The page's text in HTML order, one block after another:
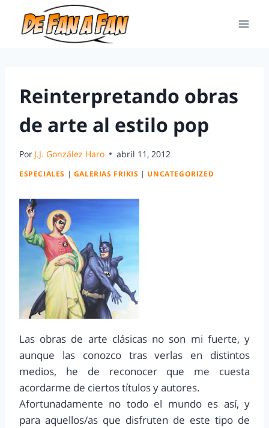
Reinterpretando obras
de arte al estilo pop
Por J.J. González Haro abril 11, 2012
ESPECIALES | GALERIAS FRIKIS | UNCATEGORIZED
Las obras de arte clásicas no son mi fuerte, y
aunque las conozco tras verlas en distintos
medios, he de reconocer que me cuesta
acordarme de ciertos títulos y autores.
Afortunadamente no todo el mundo es así, y
para aquellos/as que disfruten de este tipo de